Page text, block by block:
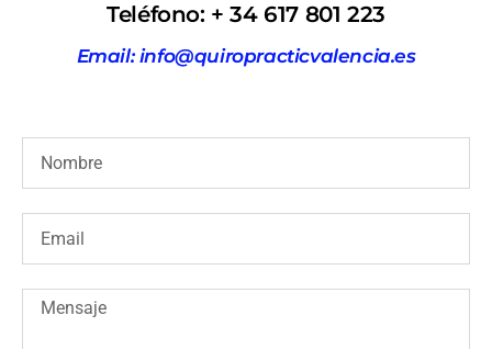
Teléfono: + 34 617 801 223
Email: info@quiropracticvalencia.es